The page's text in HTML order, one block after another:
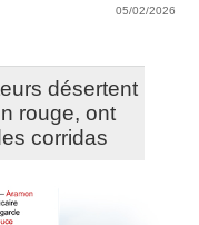
05/02/2026
désertent
rouge, ont
corridas